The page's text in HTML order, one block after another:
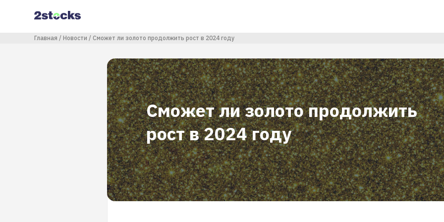
содержанию
Строка навигации
Главная Новости Сможет ли золото продолжить рост в 2024 году
Сможет ли золото продолжить
рост в 2024 году